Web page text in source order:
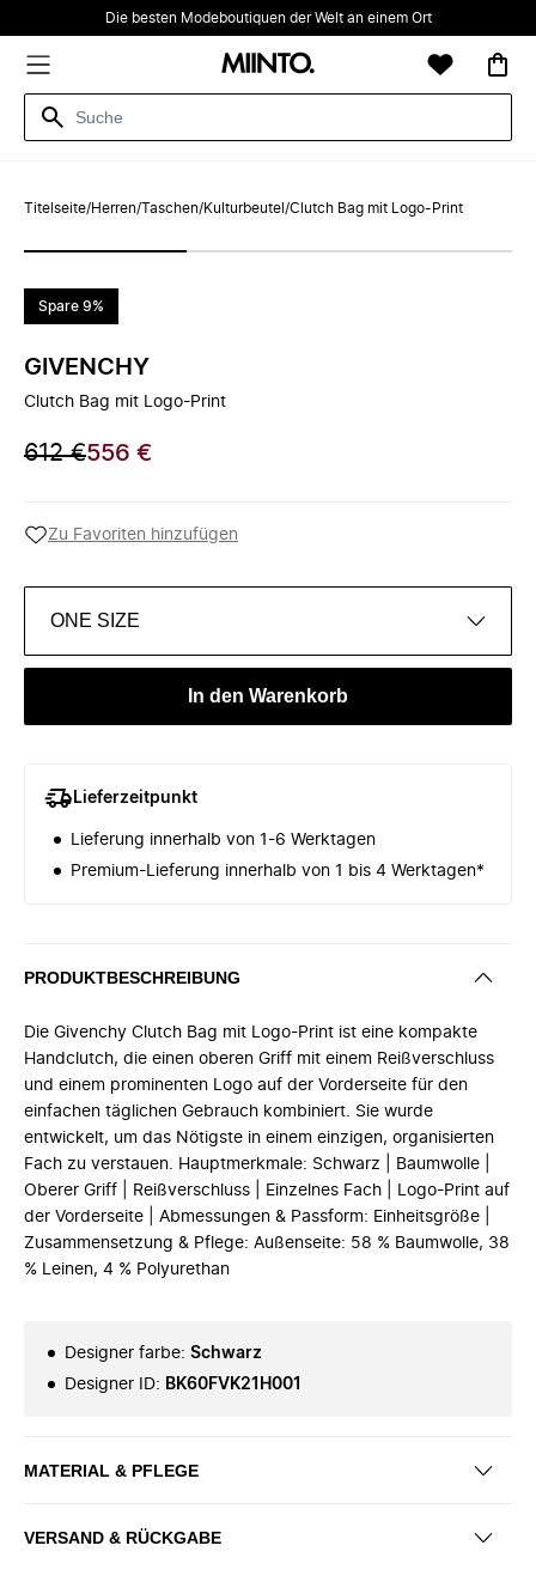
Die besten Modeboutiquen der Welt an einem Ort
Titelseite/Herren/Taschen/Kulturbeutel /Clutch Bag mit Logo-Print
Spare 9%
GIVENCHY
Clutch Bag mit Logo-Print
612 €556 €
Zu Favoriten hinzufügen
ONE SIZE
In den Warenkorb
Lieferzeitpunkt
Lieferung innerhalb von 1-6 Werktagen
Premium-Lieferung innerhalb von 1 bis 4 Werktagen*
PRODUKTBESCHREIBUNG
Die Givenchy Clutch Bag mit Logo-Print ist eine kompakte
Handclutch, die einen oberen Griff mit einem Reißverschluss
und einem prominenten Logo auf der Vorderseite für den
einfachen täglichen Gebrauch kombiniert. Sie wurde
entwickelt, um das Nötigste in einem einzigen, organisierten
Fach zu verstauen. Hauptmerkmale: Schwarz | Baumwolle |
Oberer Griff | Reißverschluss | Einzelnes Fach | Logo-Print auf
der Vorderseite | Abmessungen & Passform: Einheitsgröße |
Zusammensetzung & Pflege: Außenseite: 58 % Baumwolle, 38
% Leinen, 4 % Polyurethan
Designer farbe: Schwarz
Designer ID: BK60FVK21H001
MATERIAL & PFLEGE
VERSAND & RÜCKGABE